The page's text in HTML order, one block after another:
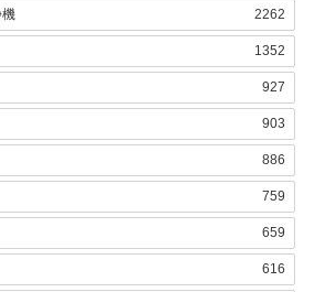
2262
1352
927
903
886
759
659
616